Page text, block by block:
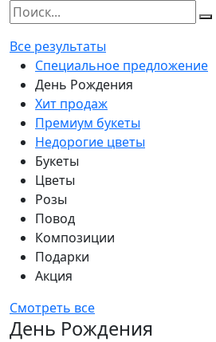
Все результаты
Специальное предложение
День Рождения
Хит продаж
Премиум букеты
Недорогие цветы
Букеты
Цветы
Розы
Повод
Композиции
Подарки
Акция
Смотреть все
День Рождения